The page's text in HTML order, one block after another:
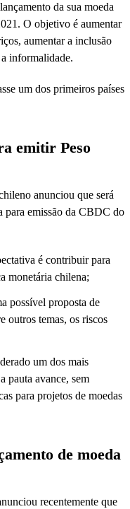
da sua moeda
O objetivo é aumentar
aumentar a inclusão
informalidade.
um dos primeiros países
emitir Peso
anunciou que será
para emissão da CBDC do
é contribuir para
monetária chilena;
possível proposta de
outros temas, os riscos
um dos mais
pauta avance, sem
para projetos de moedas
de moeda
recentemente que